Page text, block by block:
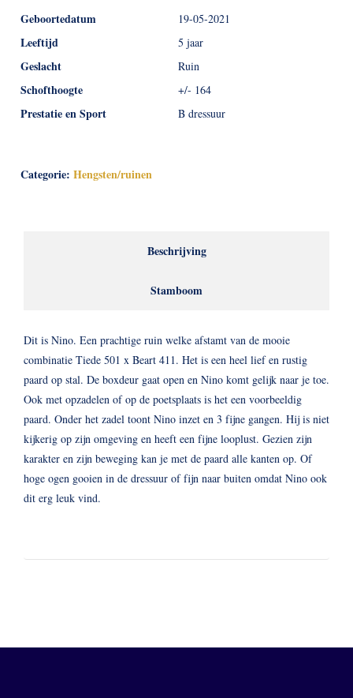
Geboortedatum 19-05-2021
Leeftijd 5 jaar
Geslacht Ruin
Schofthoogte +/- 164
Prestatie en Sport B dressuur
Categorie:Hengsten/ruinen
Beschrijving
Stamboom
Dit is Nino. Een prachtige ruin welke afstamt van de mooie
combinatie Tiede 501 x Beart 411. Het is een heel lief en rustig
paard op stal. De boxdeur gaat open en Nino komt gelijk naar je toe.
Ook met opzadelen of op de poetsplaats is het een voorbeeldig
paard. Onder het zadel toont Nino inzet en 3 fijne gangen. Hij is niet
kijkerig op zijn omgeving en heeft een fijne looplust. Gezien zijn
karakter en zijn beweging kan je met de paard alle kanten op. Of
hoge ogen gooien in de dressuur of fijn naar buiten omdat Nino ook
dit erg leuk vind.